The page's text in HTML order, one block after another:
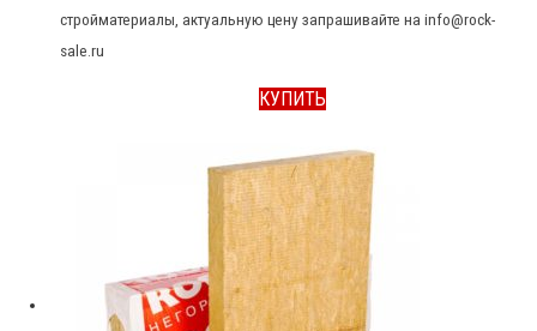
стройматериалы, актуальную цену запрашивайте на info@rock-
sale.ru
КУПИТЬ